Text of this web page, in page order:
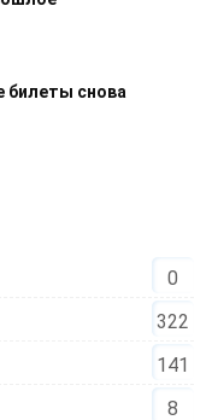
билеты снова
0
322
141
8